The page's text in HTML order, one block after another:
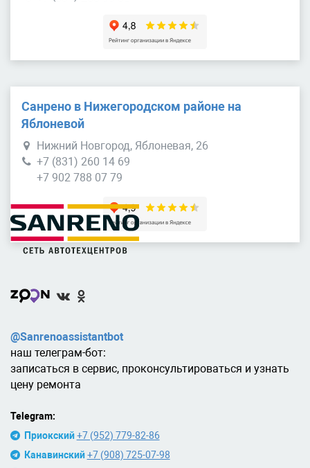
Санрено в Нижегородском районе на
Яблоневой
Нижний Новгород, Яблоневая, 26
+7 (831) 260 14 69
+7 902 788 07 79
@Sanrenoassistantbot
наш телеграм-бот:
записаться в сервис, проконсультироваться и узнать
цену ремонта
Telegram:
Приокский +7 (952) 779-82-86
Канавинский +7 (908) 725-07-98